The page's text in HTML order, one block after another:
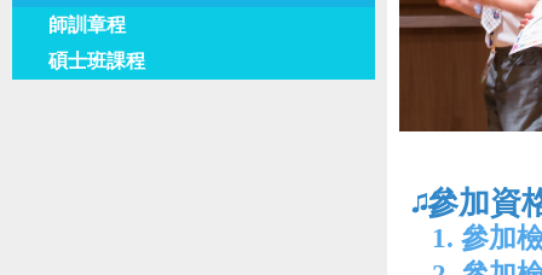
師訓章程
碩士班課程
參加資
1. 參加